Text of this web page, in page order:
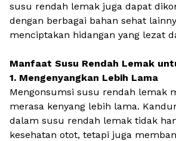
susu rendah lemak juga dapat
dengan berbagai bahan sehat
menciptakan hidangan yang lezat
Manfaat Susu Rendah Lemak
1. Mengenyangkan Lebih Lama
Mengonsumsi susu rendah lemak
merasa kenyang lebih lama.
dalam susu rendah lemak tidak
kesehatan otot, tetapi juga